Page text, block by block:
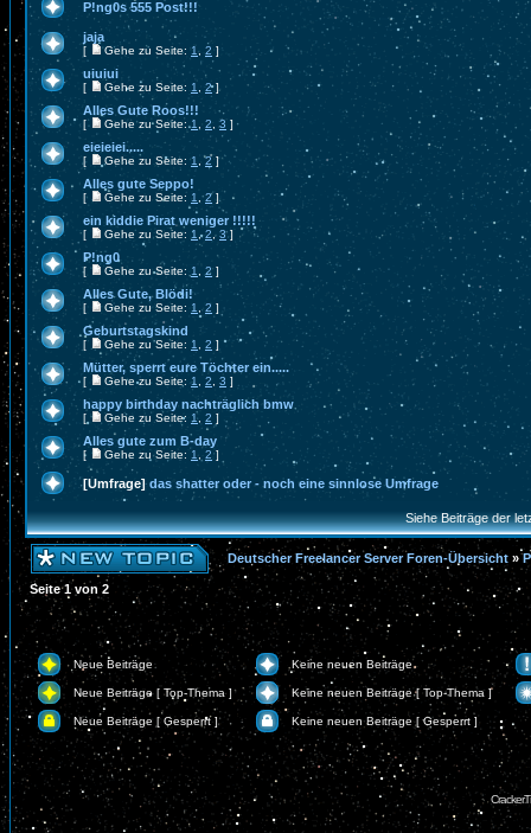
P!ng0s 555 Post!!!
jaja
[ Gehe zu Seite: 1, 2 ]
uiuiui
[ Gehe zu Seite: 1 2]
Alles Gute Roos!!!
[ Gehe zu Seite:1 2 3 ]
eieieiei.....
[ Gehe zu Seite:1 ,2 ]
Alles gute Seppo!
[ Gehe zu Seite: 1 ,2]
ein kiddie Pirat weniger !!!!!
[ Gehe zu Seite: 1 ,2 ,3]
P!ng0
[ Gehe zu Seite: 1 2]
Alles Gute, Blödi!
[ Gehe zu Seite: 1 ,2 ]
Geburtstagskind
[ Gehe zu Seite: 1 2 ]
Mütter, sperrt eure Töchter ein.....
[ Gehe zu Seite: 1 2 3 ]
happy birthday nachträglich bmw
[ Gehe zu Seite: 1 2 ]
Alles gute zum B-day
[ Gehe zu Seite: 1 2]
[Umfrage] das shatter oder - noch eine sinnlose Umfrage
Siehe Beiträge der
Deutscher Freelancer Server Foren-Übersicht »
Seite1von 2
Neue Beiträge Keine neuen Beiträge
Neue Beiträge [ Top-Thema ] Keine neuen Beiträge [ Top-Thema ]
Neue Beiträge [ Gesperrt ] Keine neuen Beiträge [ Gesperrt ]